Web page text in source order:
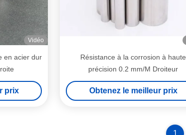
Vidéo
en acier dur
prix
Résistance à la corrosion à haute
précision 0.2 mm/M Droiteur
Obtenez le meilleur prix
1